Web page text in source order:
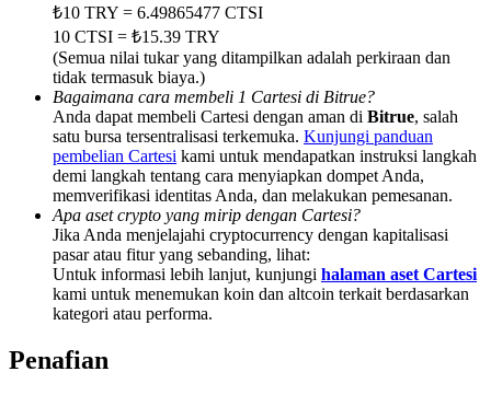
Deposit CASHCAT & Win
Share 500000 CASHCAT prize pool
Exclusive for BitMart Users
Register & Trade to Win 500,000 USDT
Precious Metals Trading Carnival
Trade Gold & Silver · 33,333 USDT Bonus
₺10 TRY = 6.49865477 CTSI
10 CTSI = ₺15.39 TRY
(Semua nilai tukar yang ditampilkan adalah perkiraan dan
tidak termasuk biaya.)
Bagaimana cara membeli 1 Cartesi di Bitrue?
Anda dapat membeli Cartesi dengan aman di Bitrue, salah
satu bursa tersentralisasi terkemuka. Kunjungi panduan
pembelian Cartesi kami untuk mendapatkan instruksi langkah
demi langkah tentang cara menyiapkan dompet Anda,
memverifikasi identitas Anda, dan melakukan pemesanan.
Apa aset crypto yang mirip dengan Cartesi?
Jika Anda menjelajahi cryptocurrency dengan kapitalisasi
pasar atau fitur yang sebanding, lihat:
Untuk informasi lebih lanjut, kunjungi halaman aset Cartesi
kami untuk menemukan koin dan altcoin terkait berdasarkan
kategori atau performa.
Penafian